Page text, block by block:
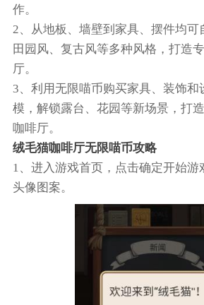
作。
2、从地板、墙壁到家具、摆件均可
田园风、复古风等多种风格，打造
厅。
3、利用无限喵币购买家具、装饰和
模，解锁露台、花园等新场景，打
咖啡厅。
绒毛猫咖啡厅无限喵币攻略
1、进入游戏首页，点击确定开始游
头像图案。